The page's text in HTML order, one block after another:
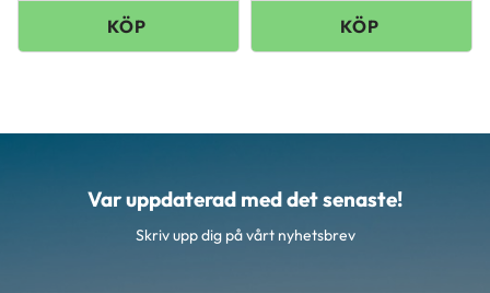
Var uppdaterad med det senaste!
Skriv upp dig på vårt nyhetsbrev